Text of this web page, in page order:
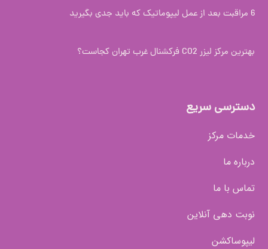
6 مراقبت بعد از عمل لیپوماتیک که باید جدی بگیرید
بهترین مرکز لیزر CO2 فرکشنال غرب تهران کجاست؟
دسترسی سریع
خدمات مرکز
درباره ما
تماس با ما
نوبت دهی آنلاین
لیپوساکشن